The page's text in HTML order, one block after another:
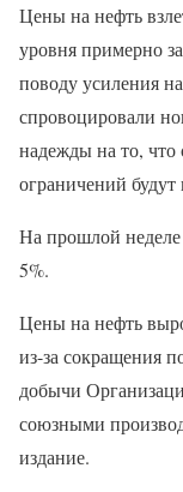
Цены на нефть
уровня примерно
поводу усиления
спровоцировали
надежды на то,
ограничений
На прошлой
5%.
Цены на нефть
из-за сокращения
добычи
союзными
издание.